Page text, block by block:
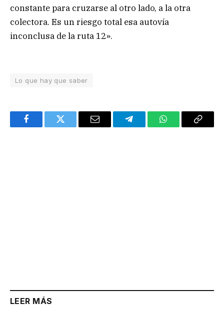
constante para cruzarse al otro lado, a la otra
colectora. Es un riesgo total esa autovía
inconclusa de la ruta 12».
Lo que hay que saber
FacebookTwitter Email TelegramWhatsAppCopy
LEER MÁS